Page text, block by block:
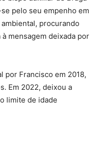
pelo seu empenho em
procurando
mensagem deixada por
por Francisco em 2018,
Em 2022, deixou a
limite de idade